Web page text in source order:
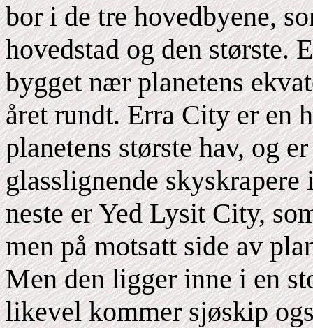
bor i de tre hovedbyene,
hovedstad og den største.
bygget nær planetens
året rundt. Erra City er en
planetens største hav, og
glasslignende
neste er Yed Lysit City,
men på motsatt side av
Men den ligger inne i en
likevel kommer sjøskip